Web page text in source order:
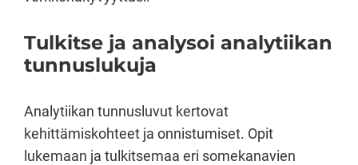
Tulkitse ja analysoi analytiikan
tunnuslukuja
Analytiikan tunnusluvut kertovat
kehittämiskohteet ja onnistumiset. Opit
lukemaan ja tulkitsemaa eri somekanavien